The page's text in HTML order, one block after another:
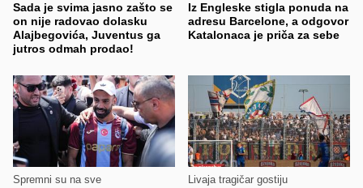
Sada je svima jasno zašto se
on nije radovao dolasku
Alajbegovića, Juventus ga
jutros odmah prodao!
Iz Engleske stigla ponuda na
adresu Barcelone, a odgovor
Katalonaca je priča za sebe
Spremni su na sve Livaja tragičar gostiju